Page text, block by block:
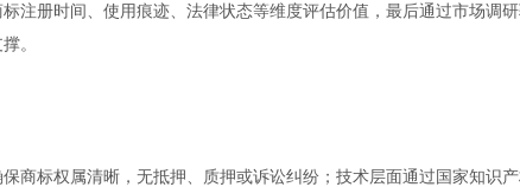
注册时间、使用痕迹、法律状态等维度评估价值，最后通过市场调
。
商标权属清晰，无抵押、质押或诉讼纠纷；技术层面通过国家知识